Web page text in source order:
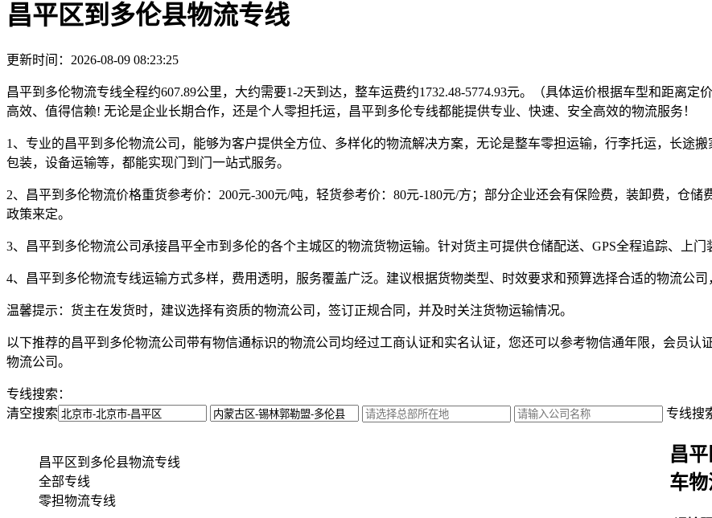
昌平区到多伦县物流专线
更新时间：2026-08-09 08:23:25
昌平到多伦物流专线全程约607.89公里，大约需要1-2天到达，整车运费约1732.48-5774.93元。（具体运价根据车型和距离
高效、值得信赖! 无论是企业长期合作，还是个人零担托运，昌平到多伦专线都能提供专业、快速、安全高效的物流服务！
1、专业的昌平到多伦物流公司，能够为客户提供全方位、多样化的物流解决方案，无论是整车零担运输，行李托运，长途
包装，设备运输等，都能实现门到门一站式服务。
2、昌平到多伦物流价格重货参考价：200元-300元/吨，轻货参考价：80元-180元/方；部分企业还会有保险费，装卸费，仓
政策来定。
3、昌平到多伦物流公司承接昌平全市到多伦的各个主城区的物流货物运输。针对货主可提供仓储配送、GPS全程追踪、上门
4、昌平到多伦物流专线运输方式多样，费用透明，服务覆盖广泛。建议根据货物类型、时效要求和预算选择合适的物流公
温馨提示： 货主在发货时，建议选择有资质的物流公司，签订正规合同，并及时关注货物运输情况。
以下推荐的昌平到多伦物流公司带有物信通标识的物流公司均经过工商认证和实名认证，您还可以参考物信通年限，会员
物流公司。
专线搜索：
专线搜
清空搜索
昌平区到多伦县物流专线
全部专线
零担物流专线
昌
车